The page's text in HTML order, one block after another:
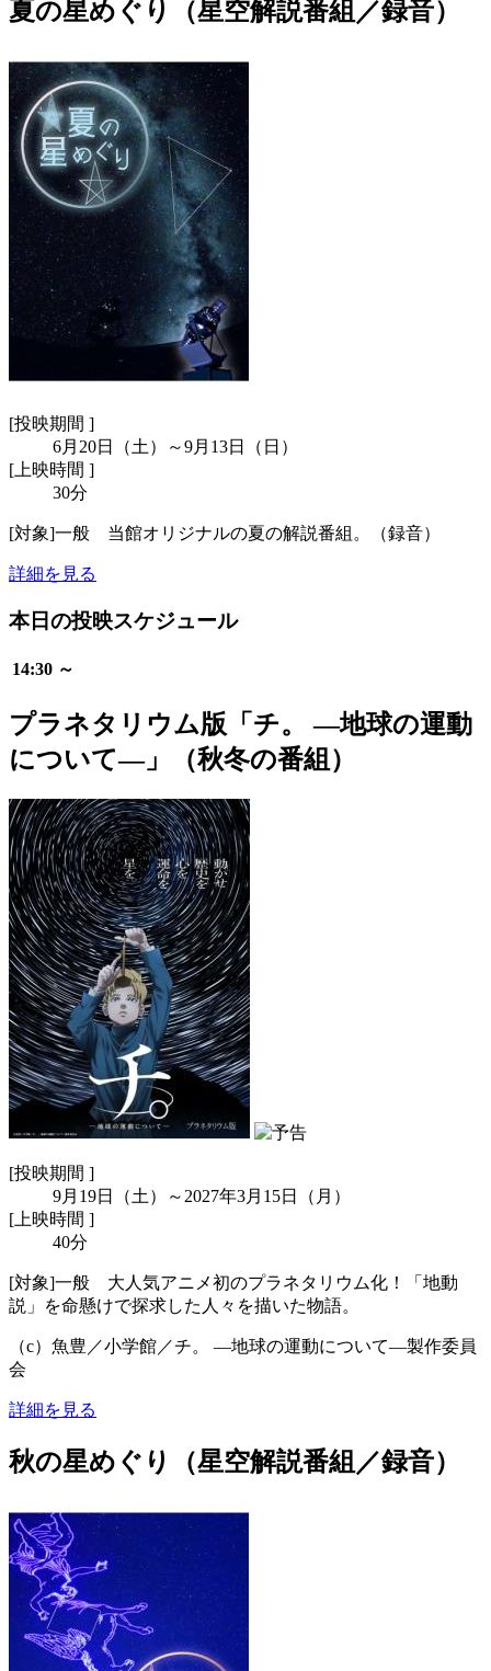
夏の星めぐり（星空解説番組／録音）
[投映期間 ]
6月20日（土）～9月13日（日）
[ 上映時間 ]
30分
[対象]一般 当館オリジナルの夏の解説番組。（録音）
詳細を見る
本日の投映スケジュール
14:30 ～
プラネタリウム版「チ。 ―地球の運動
について―」（秋冬の番組）
[投映期間 ]
9月19日（土）～2027年3月15日（月）
[ 上映時間 ]
40分
[対象]一般 大人気アニメ初のプラネタリウム化！「地動
説」を命懸けで探求した人々を描いた物語。
（c）魚豊／小学館／チ。 ―地球の運動について―製作委員
会
詳細を見る
秋の星めぐり（星空解説番組／録音）